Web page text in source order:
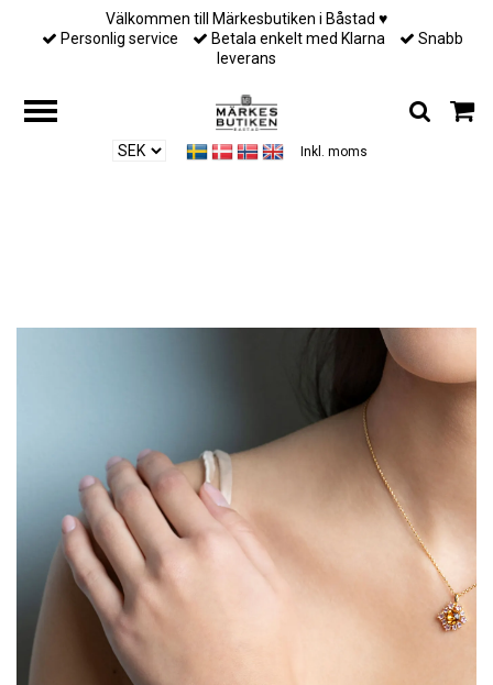
Välkommen till Märkesbutiken i Båstad ♥︎
Personlig service
Betala enkelt med Klarna
Snabb
leverans
Inkl. moms